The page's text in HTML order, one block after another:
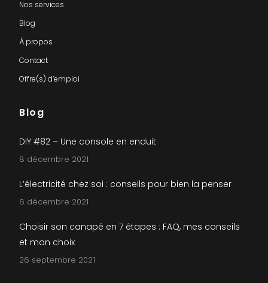
Nos services
Blog
À propos
Contact
Offre(s) d’emploi
Blog
DIY #82 – Une console en enduit
8 décembre 2021
L’électricité chez soi : conseils pour bien la penser
6 décembre 2021
Choisir son canapé en 7 étapes : FAQ, mes conseils
et mon choix
26 septembre 2021